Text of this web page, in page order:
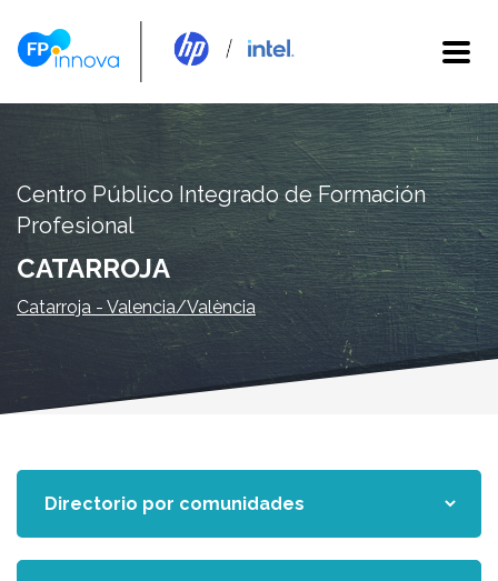
Centro Público Integrado de Formación
Profesional
CATARROJA
Catarroja - Valencia/València